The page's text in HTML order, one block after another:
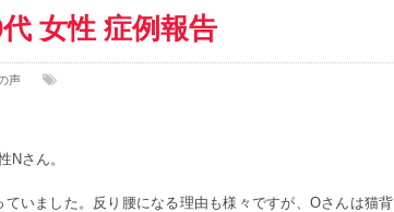
女性 症例報告
声
Nさん。
いました。反り腰になる理由も様々ですが、Oさんは猫背